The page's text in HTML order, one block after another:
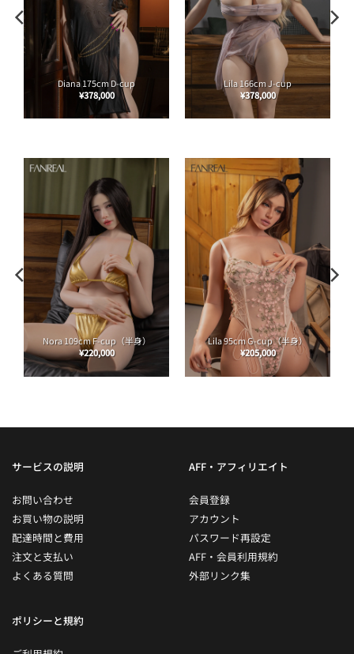
Diana 175cm D-cup
¥378,000
Lila 166cm J-cup
¥378,000
Nora 109cm F-cup（半身）
¥220,000
Lila 95cm G-cup（半身）
¥205,000
サービスの説明
お問い合わせ
お買い物の説明
配達時間と費用
注文と支払い
よくある質問
AFF・アフィリエイト
会員登録
アカウント
パスワード再設定
AFF・会員利用規約
外部リンク集
ポリシーと規約